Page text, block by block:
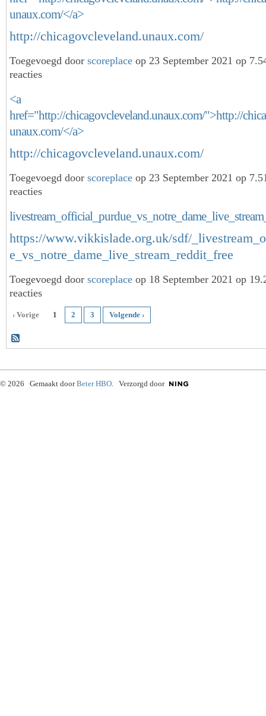
unaux.com/</a>
http://chicagovcleveland.unaux.com/
Toegevoegd door scoreplace op 23 September 2021 op
reacties
<a
href="http://chicagovcleveland.unaux.com/">http://
unaux.com/</a>
http://chicagovcleveland.unaux.com/
Toegevoegd door scoreplace op 23 September 2021 op
reacties
https://www.vikkislade.org.uk/sdf/
e_vs_notre_dame_live_stream_reddit_free
Toegevoegd door scoreplace op 18 September 2021 op
reacties
‹ Vorige 1 2 3 Volgende ›
© 2026 Gemaakt doorBeter HBO. Verzorgd door